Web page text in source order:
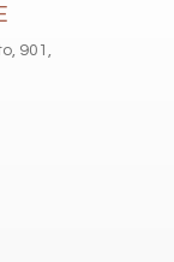
901,